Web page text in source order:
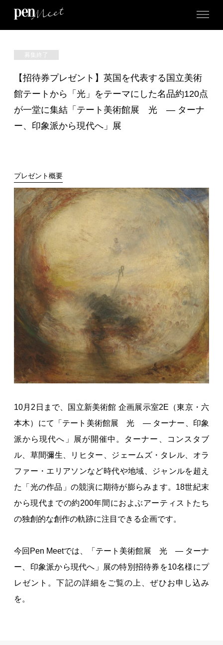
募集終了
【招待券プレゼント】英国を代表する国立美術
館テートから「光」をテーマにした名品約120点
が一堂に集結「テート美術館展 光 ― ターナ
ー、印象派から現代へ」展
プレゼント概要
10月2日まで、国立新美術館 企画展示室2E（東京・六
本木）にて「テート美術館展 光 ― ターナー、印象
派から現代へ」展が開催中。ターナー、コンスタブ
ル、草間彌生、リヒター、ジェームズ・タレル、オラ
ファー・エリアソンなど時代や地域、ジャンルを超え
た「光の作品」の競演に期待が膨らみます。18世紀末
から現代までの約200年間におよぶアーティストたち
の独創的な創作の軌跡に注目できる企画です。
今回Pen Meetでは、「テート美術館展 光 ― ターナ
ー、印象派から現代へ」展の特別招待券を10名様にプ
レゼント。下記の詳細をご覧の上、ぜひお申し込み
を。